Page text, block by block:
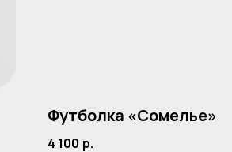
Футболка «Сомелье»
4 100 р.